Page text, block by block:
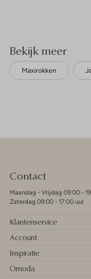
Bekijk meer
Maxirokken
Contact
Maandag - Vrijdag 09:00 -
Zaterdag 09:00 - 17:00 uur
Klantenservice
Account
Inspiratie
Omoda